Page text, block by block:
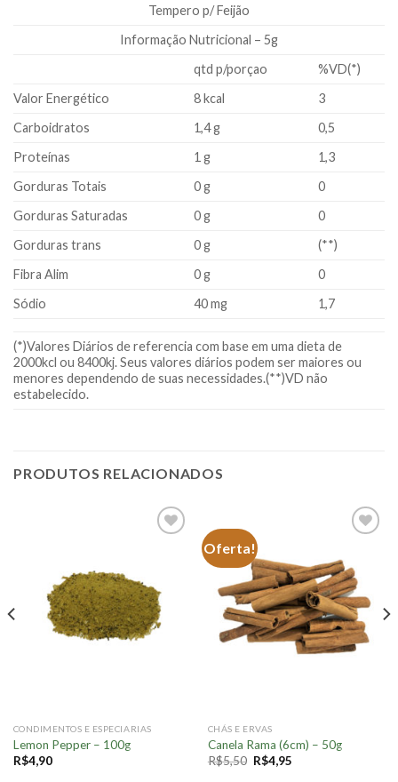
Tempero p/ Feijão
Informação Nutricional – 5g
qtd p/porçao
%VD(*)
Valor Energético
8 kcal
3
Carboidratos
1,4 g
0,5
Proteínas
1 g
1,3
Gorduras Totais
0 g
0
Gorduras Saturadas
0 g
0
Gorduras trans
0 g
(**)
Fibra Alim
0 g
0
Sódio
40 mg 1,7
(*)Valores Diários de referencia com base em uma dieta de
2000kcl ou 8400kj. Seus valores diários podem ser maiores ou
menores dependendo de suas necessidades.(**)VD não
estabelecido.
PRODUTOS RELACIONADOS
CONDIMENTOS E ESPECIARIAS
Lemon Pepper – 100g
R$4,90
Oferta!
à lista.
CHÁS E ERVAS
Canela Rama (6cm) – 50g
R$5,50 R$4,95